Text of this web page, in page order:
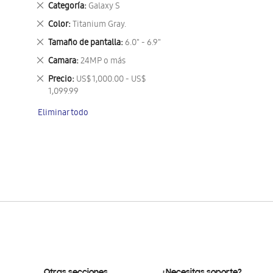
Categoría Galaxy S
Eliminar
este
artículo
Color Titanium Gray.
Eliminar
este
artículo
Tamaño de pantalla 6.0" - 6.9"
Eliminar
este
artículo
Camara 24MP o más
Eliminar
este
artículo
Precio US$ 1,000.00 - US$
1,099.99
Eliminar
este
Eliminar todo